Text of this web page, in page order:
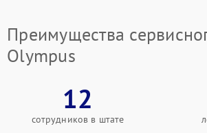
Преимущества
Olympus
12
сотрудников в штате